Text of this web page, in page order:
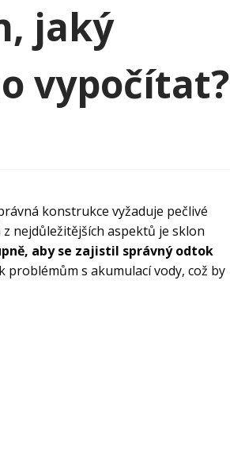
jaký
vypočítat?
konstrukce vyžaduje pečlivé
nejdůležitějších aspektů je sklon
aby se zajistil správný odtok
problémům s akumulací vody, což by